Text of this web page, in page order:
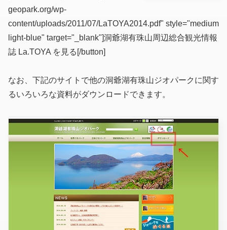
geopark.org/wp-
content/uploads/2011/07/LaTOYA2014.pdf" style="medium
light-blue" target="_blank"]洞爺湖有珠山周辺総合観光情報
誌 La.TOYA を見る[/button]
なお、下記のサイトで他の洞爺湖有珠山ジオパークに関す
るいろいろな資料がダウンロードできます。